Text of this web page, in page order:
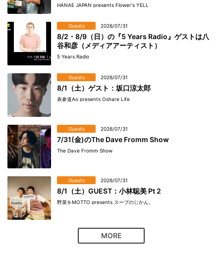
HANAE JAPAN presents Flower's YELL
Guests 2026/07/31
8/2・8/9（日）の『5 Years Radio』ゲストは八
谷和彦（メディアアーティスト）
5 Years Radio
Guests 2026/07/31
8/1（土）ゲスト：坂口涼太郎
表参道Ao presents Oshare Life
Guests 2026/07/31
7/31(金)のThe Dave Fromm Show
The Dave Fromm Show
Guests 2026/07/31
8/1（土）GUEST：小林聡美 Pt 2
野菜をMOTTO presents スープのじかん。
MORE